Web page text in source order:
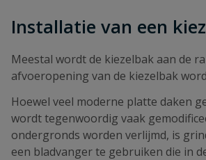
Installatie van een
Meestal wordt de kiezelbak aan de
afvoeropening van de kiezelbak
Hoewel veel moderne platte daken
wordt tegenwoordig vaak
ondergronds worden verlijmd, is
een bladvanger te gebruiken die in